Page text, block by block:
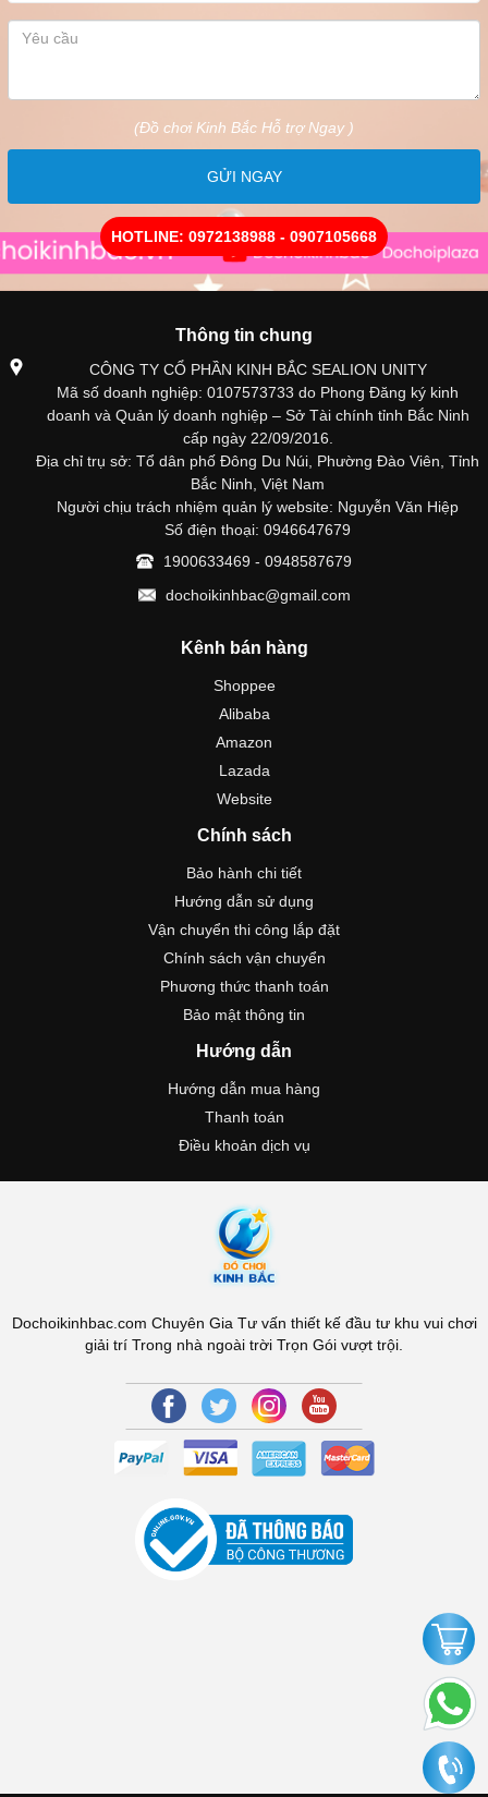
(Đồ chơi Kinh Bắc Hỗ trợ Ngay )
GỬI NGAY
HOTLINE: 0972138988 - 0907105668
Thông tin chung
CÔNG TY CỔ PHẦN KINH BẮC SEALION UNITY
Mã số doanh nghiệp: 0107573733 do Phong Đăng ký kinh
doanh và Quản lý doanh nghiệp – Sở Tài chính tỉnh Bắc Ninh
cấp ngày 22/09/2016.
Địa chỉ trụ sở: Tổ dân phố Đông Du Núi, Phường Đào Viên, Tỉnh
Bắc Ninh, Việt Nam
Người chịu trách nhiệm quản lý website: Nguyễn Văn Hiệp
Số điện thoại: 0946647679
1900633469 - 0948587679
dochoikinhbac@gmail.com
Kênh bán hàng
Shoppee
Alibaba
Amazon
Lazada
Website
Chính sách
Bảo hành chi tiết
Hướng dẫn sử dụng
Vận chuyển thi công lắp đặt
Chính sách vận chuyển
Phương thức thanh toán
Bảo mật thông tin
Hướng dẫn
Hướng dẫn mua hàng
Thanh toán
Điều khoản dịch vụ
Dochoikinhbac.com Chuyên Gia Tư vấn thiết kế đầu tư khu vui chơi
giải trí Trong nhà ngoài trời Trọn Gói vượt trội.